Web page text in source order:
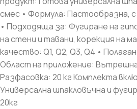
смес • Формула: Пастообразна, с
• Подходяща за: Фугиране на
на стени и тавани, корекция на
качество: Q1, Q2, Q3, Q4 •
Област на приложение:
Разфасовка: 20 кг Комплекта
Универсална шпакловъчна и
20кг